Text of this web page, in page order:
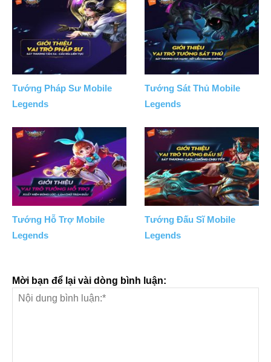
Tướng Pháp Sư Mobile
Legends
Tướng Sát Thủ Mobile
Legends
Tướng Hỗ Trợ Mobile
Legends
Tướng Đấu Sĩ Mobile
Legends
Mời bạn để lại vài dòng bình luận: